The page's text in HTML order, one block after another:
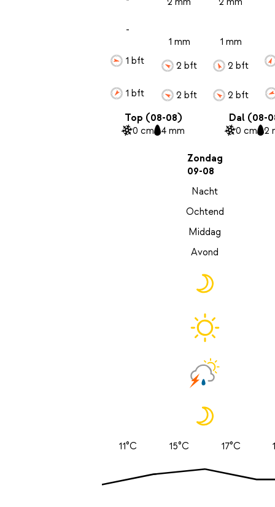
-
1 bft
1 bft
1 mm
2 bft
2 bft
1 mm
2 bft
2 bft
Top (08-08)
0 cm 4 mm
Dal (08-
0 cm 2
Zondag
09-08
Nacht
Ochtend
Middag
Avond
11°C 15°C 17°C